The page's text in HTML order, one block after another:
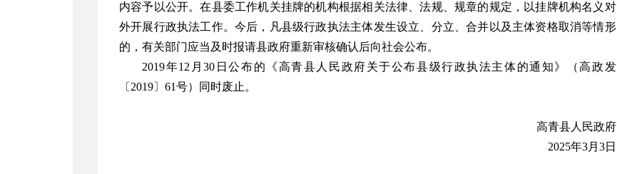
内容予以公开。在县委工作机关挂牌的机构根据相关法律、法规、规章的规定，以挂牌机构名义对
外开展行政执法工作。今后，凡县级行政执法主体发生设立、分立、合并以及主体资格取消等情形
的，有关部门应当及时报请县政府重新审核确认后向社会公布。
2019年12月30日公布的《高青县人民政府关于公布县级行政执法主体的通知》（高政发
〔2019〕61号）同时废止。
高青县人民政府
2025年3月3日